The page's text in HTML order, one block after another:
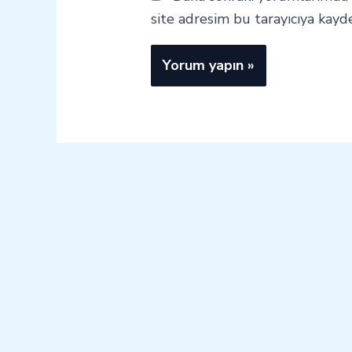
site adresim bu tarayıcıya